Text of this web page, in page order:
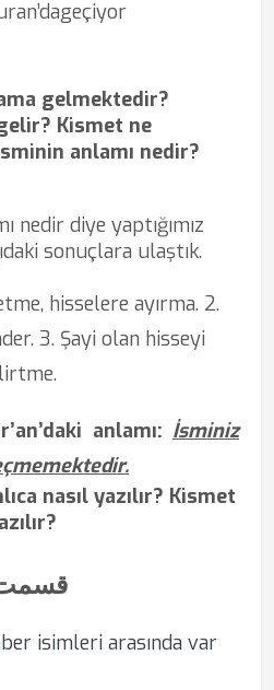
geçiyor
gelmektedir?
Kismet ne
anlamı nedir?
nedir diye yaptığımız
sonuçlara ulaştık.
hisselere ayırma. 2.
3. Şayi olan hisseyi
anlamı: İsminiz
nasıl yazılır? Kismet
isimleri arasında var